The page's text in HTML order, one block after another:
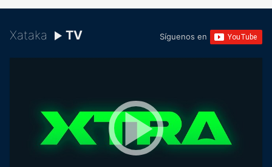
Xataka TV Síguenos en